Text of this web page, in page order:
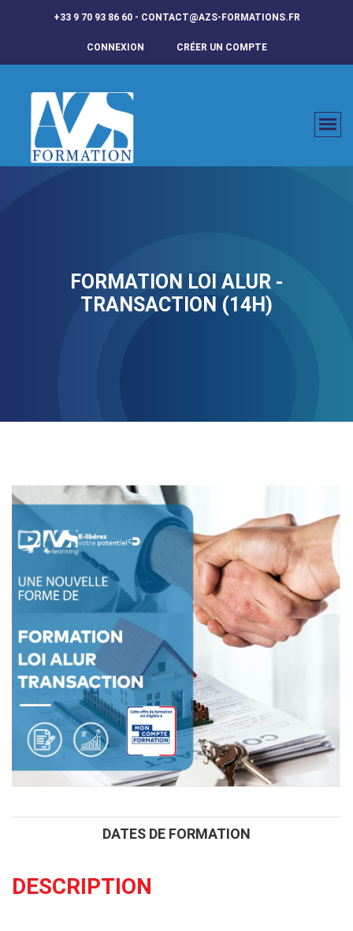
+33 9 70 93 86 60 - CONTACT@AZS-FORMATIONS.FR
CONNEXION CRÉER UN COMPTE
FORMATION LOI ALUR -
TRANSACTION (14H)
DATES DE FORMATION
DESCRIPTION